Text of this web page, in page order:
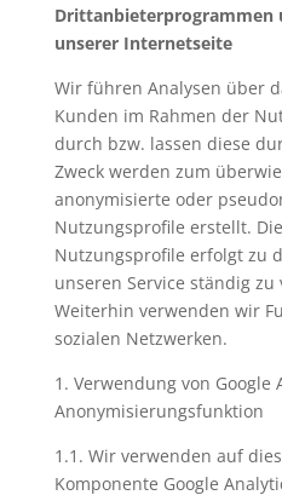
Drittanbieterprogrammen
unserer Internetseite
Wir führen Analysen über
Kunden im Rahmen der
durch bzw. lassen diese
Zweck werden zum
anonymisierte oder
Nutzungsprofile erstellt.
Nutzungsprofile erfolgt zu
unseren Service ständig zu
Weiterhin verwenden wir
sozialen Netzwerken.
1. Verwendung von Google
Anonymisierungsfunktion
1.1. Wir verwenden auf
Komponente Google